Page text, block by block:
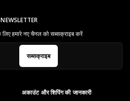
अकाउंट और शिपिंग की जानकारी
NEWSLETTER
हमारे नए चैनल को सब्सक्राइब करें
सब्सक्राइब